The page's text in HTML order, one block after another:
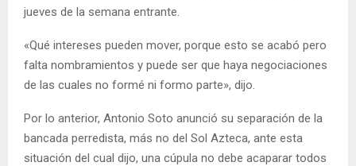
jueves de la semana entrante.
«Qué intereses pueden mover, porque esto se acabó pero
falta nombramientos y puede ser que haya negociaciones
de las cuales no formé ni formo parte», dijo.
Por lo anterior, Antonio Soto anunció su separación de la
bancada perredista, más no del Sol Azteca, ante esta
situación del cual dijo, una cúpula no debe acaparar todos